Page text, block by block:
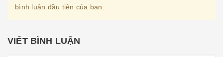
bình luận đầu tiên của bạn.
VIẾT BÌNH LUẬN